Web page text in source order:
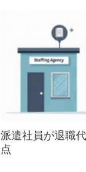
派遣社員が退職
点